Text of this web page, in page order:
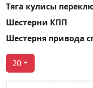
Тяга кулисы
Шестерни КПП
Шестерня привода
20